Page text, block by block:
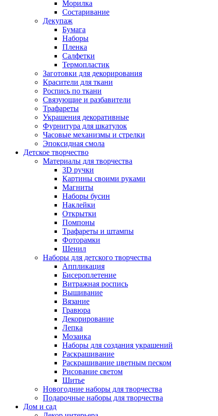
Морилка
Состаривание
Декупаж
Бумага
Наборы
Пленка
Салфетки
Термопластик
Заготовки для декорирования
Красители для ткани
Роспись по ткани
Связующие и разбавители
Трафареты
Украшения декоративные
Фурнитура для шкатулок
Часовые механизмы и стрелки
Эпоксидная смола
Детское творчество
Материалы для творчества
3D ручки
Картины своими руками
Магниты
Наборы бусин
Наклейки
Открытки
Помпоны
Трафареты и штампы
Фоторамки
Шенил
Наборы для детского творчества
Аппликация
Бисероплетение
Витражная роспись
Вышивание
Вязание
Гравюра
Декорирование
Лепка
Мозаика
Наборы для создания украшений
Раскрашивание
Раскрашивание цветным песком
Рисование светом
Шитье
Новогодние наборы для творчества
Подарочные наборы для творчества
Дом и сад